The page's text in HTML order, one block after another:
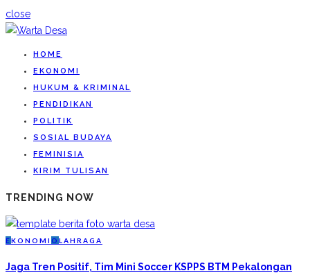
close
HOME
EKONOMI
HUKUM & KRIMINAL
PENDIDIKAN
POLITIK
SOSIAL BUDAYA
FEMINISIA
KIRIM TULISAN
TRENDING NOW
EKONOMI O LAHRAGA
Jaga Tren Positif, Tim Mini Soccer KSPPS BTM Pekalongan